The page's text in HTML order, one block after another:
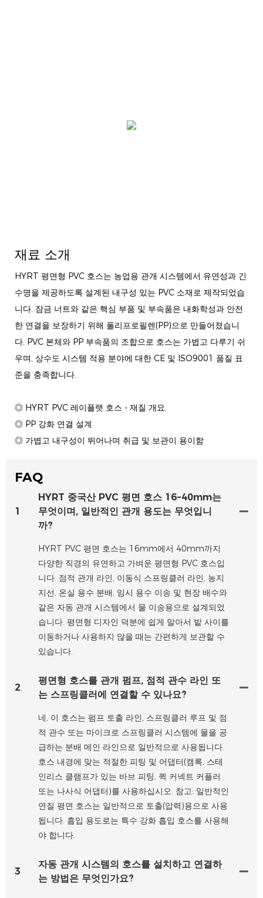
재료 소개
HYRT 평면형 PVC 호스는 농업용 관개 시스템에서 유연성과 긴
수명을 제공하도록 설계된 내구성 있는 PVC 소재로 제작되었습
니다. 잠금 너트와 같은 핵심 부품 및 부속품은 내화학성과 안전
한 연결을 보장하기 위해 폴리프로필렌(PP)으로 만들어졌습니
다. PVC 본체와 PP 부속품의 조합으로 호스는 가볍고 다루기 쉬
우며, 상수도 시스템 적용 분야에 대한 CE 및 ISO9001 품질 표
준을 충족합니다.
◎ HYRT PVC 레이플랫 호스 - 재질 개요
◎ PP 강화 연결 설계
◎ 가볍고 내구성이 뛰어나며 취급 및 보관이 용이함
FAQ
1
HYRT 중국산 PVC 평면 호스 16~40mm는
무엇이며, 일반적인 관개 용도는 무엇입니
까?
HYRT PVC 평면 호스는 16mm에서 40mm까지
다양한 직경의 유연하고 가벼운 평면형 PVC 호스입
니다. 점적 관개 라인, 이동식 스프링클러 라인, 농지
지선, 온실 용수 분배, 임시 용수 이송 및 현장 배수와
같은 자동 관개 시스템에서 물 이송용으로 설계되었
습니다. 평면형 디자인 덕분에 쉽게 말아서 밭 사이를
이동하거나 사용하지 않을 때는 간편하게 보관할 수
있습니다.
2
평면형 호스를 관개 펌프, 점적 관수 라인 또
는 스프링클러에 연결할 수 있나요?
네, 이 호스는 펌프 토출 라인, 스프링클러 루프 및 점
적 관수 또는 마이크로 스프링클러 시스템에 물을 공
급하는 분배 메인 라인으로 일반적으로 사용됩니다.
호스 내경에 맞는 적절한 피팅 및 어댑터(캠록, 스테
인리스 클램프가 있는 바브 피팅, 퀵 커넥트 커플러
또는 나사식 어댑터)를 사용하십시오. 참고: 일반적인
연질 평면 호스는 일반적으로 토출(압력)용으로 사용
됩니다. 흡입 용도로는 특수 강화 흡입 호스를 사용해
야 합니다.
3
자동 관개 시스템의 호스를 설치하고 연결하
는 방법은 무엇인가요?